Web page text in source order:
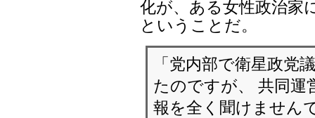
化が、ある女性政治家
ということだ。
「党内部で衛星政党
たのですが、 共同運
報を全く聞けません